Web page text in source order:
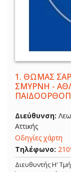
1. ΘΩΜΑΣ
ΣΜΥΡΝΗ -
Διεύθυνση:
Αττικής
Οδηγίες χάρτη
Τηλέφωνο:
Διευθυντής Η'